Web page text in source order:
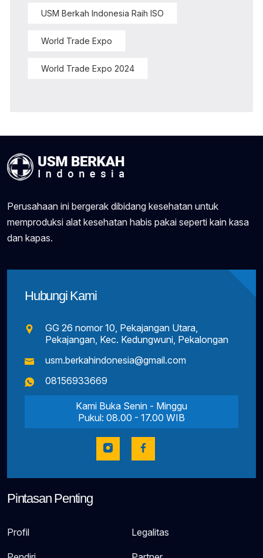
USM Berkah Indonesia Raih ISO
World Trade Expo
World Trade Expo 2024
Perusahaan ini bergerak dibidang kesehatan untuk
memproduksi alat kesehatan habis pakai seperti kain kasa
dan kapas.
Hubungi Kami
GG 26 nomor 10, Pekajangan Utara,
Pekajangan, Kec. Kedungwuni, Pekalongan
usm.berkahindonesia@gmail.com
08156933669
Kami Buka Senin - Minggu
Pukul: 08.00 - 17.00 WIB
Pintasan Penting
Profil Legalitas